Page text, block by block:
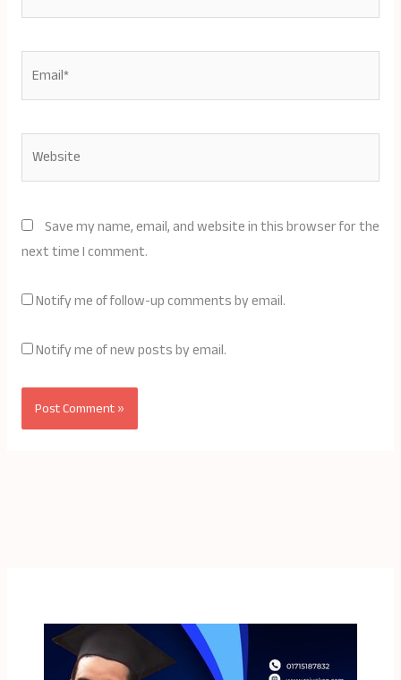
Save my name, email, and website in this browser for the
next time I comment.
Notify me of follow-up comments by email.
Notify me of new posts by email.